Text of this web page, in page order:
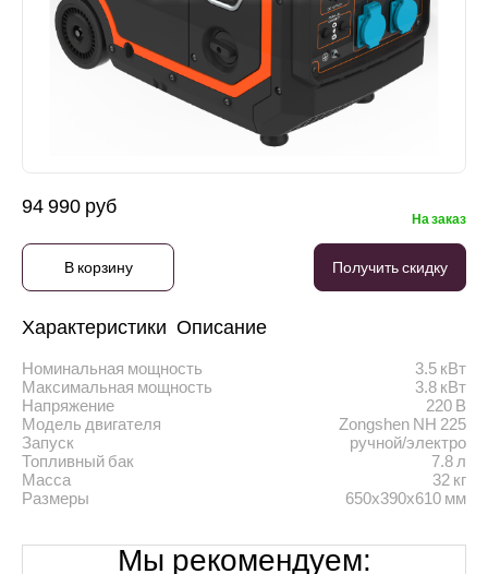
94 990 руб
На заказ
В корзину Получить скидку
Характеристики Описание
Номинальная мощность
3.5 кВт
Максимальная мощность
3.8 кВт
Напряжение
220 В
Модель двигателя
Zongshen NH 225
Запуск
ручной/электро
Топливный бак
7.8 л
Масса
32 кг
Размеры
650х390х610 мм
Мы рекомендуем: